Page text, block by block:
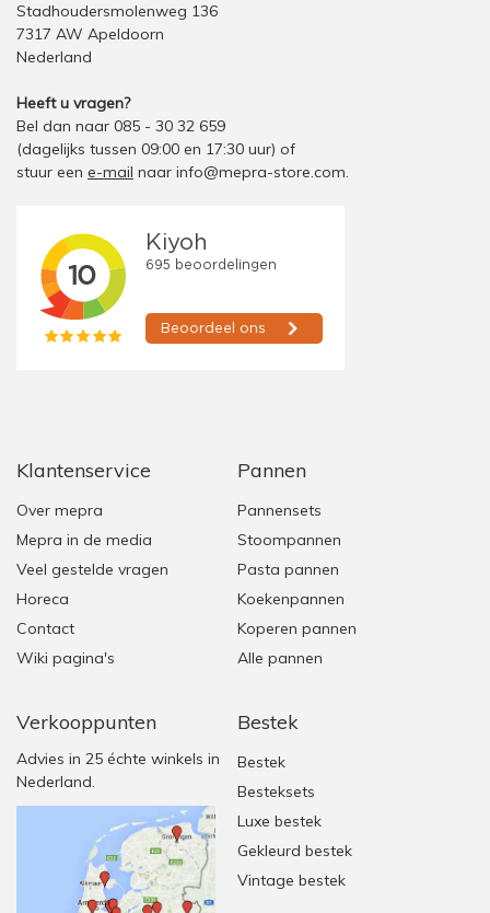
Stadhoudersmolenweg 136
7317 AW Apeldoorn
Nederland
Heeft u vragen?
Bel dan naar 085 - 30 32 659
(dagelijks tussen 09:00 en 17:30 uur) of
stuur een e-mail naar info@mepra-store.com.
Klantenservice
Over mepra
Mepra in de media
Veel gestelde vragen
Horeca
Contact
Wiki pagina's
Verkooppunten
Advies in 25 échte winkels in
Nederland.
Pannen
Pannensets
Stoompannen
Pasta pannen
Koekenpannen
Koperen pannen
Alle pannen
Bestek
Bestek
Besteksets
Luxe bestek
Gekleurd bestek
Vintage bestek